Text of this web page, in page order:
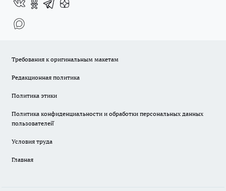
Требования к оригинальным макетам
Редакционная политика
Политика этики
Политика конфиденциальности и обработки персональных данных
пользователей̆
Условия труда
Главная